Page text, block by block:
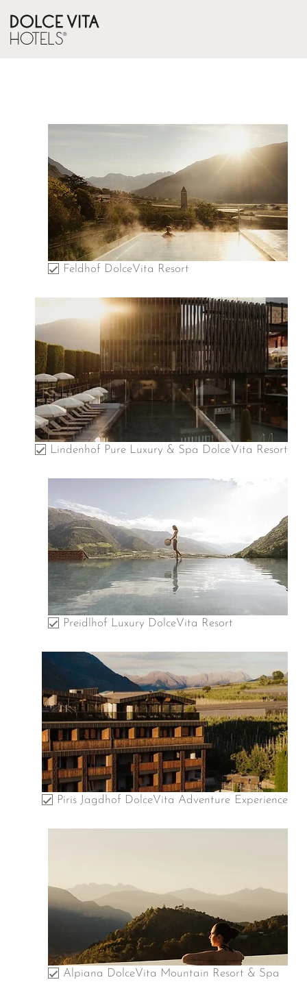
Feldhof DolceVita Resort
Lindenhof Pure Luxury & Spa DolceVita Resort
Preidlhof Luxury DolceVita Resort
Piris Jagdhof DolceVita Adventure Experience
Alpiana DolceVita Mountain Resort & Spa